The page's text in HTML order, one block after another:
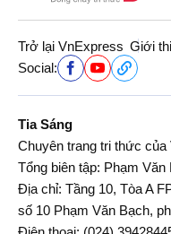
Trở lại VnExpress Giới
Social:
Tia Sáng
Chuyên trang tri thức của
Tổng biên tập: Phạm Văn
Địa chỉ: Tầng 10, Tòa A
số 10 Phạm Văn Bạch,